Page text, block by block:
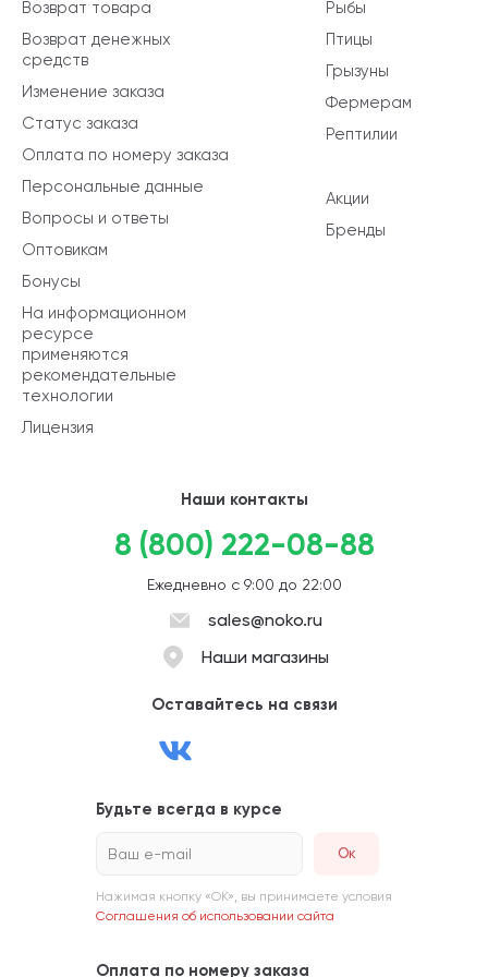
Рыбы
Птицы
Грызуны
Фермерам
Рептилии
Акции
Бренды
Возврат товара
Возврат денежных
средств
Изменение заказа
Статус заказа
Оплата по номеру заказа
Персональные данные
Вопросы и ответы
Оптовикам
Бонусы
На информационном
ресурсе
применяются
рекомендательные
технологии
Лицензия
Наши контакты
8 (800) 222-08-88
Ежедневно с 9:00 до 22:00
sales@noko.ru
Наши магазины
Оставайтесь на связи
Будьте всегда в курсе
Ваш e-mail
Нажимая кнопку «ОК», вы принимаете условия
Соглашения об использовании сайта
Оплата по номеру заказа